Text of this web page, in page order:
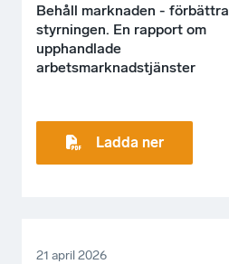
Behåll marknaden - förbättra
styrningen. En rapport om
upphandlade
arbetsmarknadstjänster
Ladda ner
21 april 2026